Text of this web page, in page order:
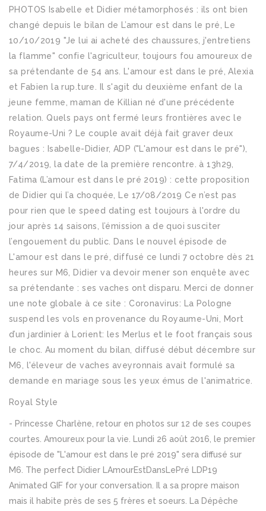
PHOTOS Isabelle et Didier métamorphosés : ils ont bien
changé depuis le bilan de L’amour est dans le pré, Le
10/10/2019 "Je lui ai acheté des chaussures, j'entretiens
la flamme" confie l'agriculteur, toujours fou amoureux de
sa prétendante de 54 ans. L'amour est dans le pré, Alexia
et Fabien la rup.ture. Il s'agit du deuxième enfant de la
jeune femme, maman de Killian né d'une précédente
relation. Quels pays ont fermé leurs frontières avec le
Royaume-Uni ? Le couple avait déjà fait graver deux
bagues : Isabelle-Didier, ADP ("L'amour est dans le pré"),
7/4/2019, la date de la première rencontre. à 13h29,
Fatima (L’amour est dans le pré 2019) : cette proposition
de Didier qui l’a choquée, Le 17/08/2019 Ce n’est pas
pour rien que le speed dating est toujours à l'ordre du
jour après 14 saisons, l’émission a de quoi susciter
l’engouement du public. Dans le nouvel épisode de
L'amour est dans le pré, diffusé ce lundi 7 octobre dès 21
heures sur M6, Didier va devoir mener son enquête avec
sa prétendante : ses vaches ont disparu. Merci de donner
une note globale à ce site : Coronavirus: La Pologne
suspend les vols en provenance du Royaume-Uni, Mort
d’un jardinier à Lorient: les Merlus et le foot français sous
le choc. Au moment du bilan, diffusé début décembre sur
M6, l'éleveur de vaches aveyronnais avait formulé sa
demande en mariage sous les yeux émus de l'animatrice.
Royal Style
- Princesse Charlène, retour en photos sur 12 de ses coupes
courtes. Amoureux pour la vie. Lundi 26 août 2016, le premier
épisode de "L'amour est dans le pré 2019" sera diffusé sur
M6. The perfect Didier LAmourEstDansLePré LDP19
Animated GIF for your conversation. Il a sa propre maison
mais il habite près de ses 5 frères et soeurs. La Dépêche